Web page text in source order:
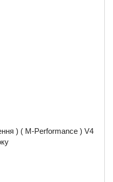
) ( M-Performance ) V4